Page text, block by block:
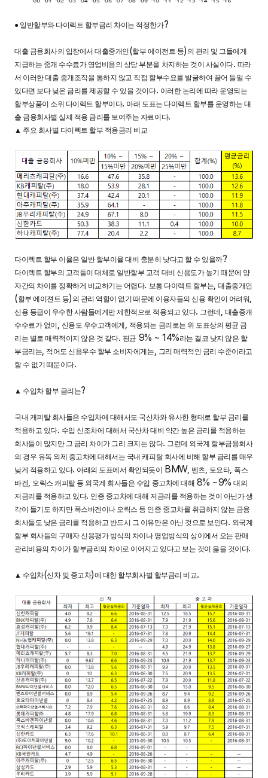
● 일반할부와 다이렉트 할부금리 차이는 적정한가?
대출 금융회사의 입장에서 대출중개인(할부 에이전트 등) 의 관리 및 그들에게
지급하는 중개 수수료가 영업비용의 상당 부분을 차지하는 것이 사실이다. 따라
서 이러한 대출 중개조직을 통하지 않고 직접 할부수요를 발굴하여 끌어 들일 수
있다면 보다 낮은 금리를 제공할 수 있을 것이다. 이러한 논리에 따라 운영되는
할부상품이 소위 다이렉트 할부이다. 아래 도표는 다이렉트 할부를 운영하는 대
출 금융회사별 실제 적용 금리를 보여주는 자료이다.
▲ 주요 회사별 다이렉트 할부 적용금리 비교
다이렉트 할부 이율은 일반 할부이율 대비 충분히 낮다고 할 수 있을까?
다이렉트 할부의 고객들이 대체로 일반할부 고객 대비 신용도가 높기 때문에 양
자간의 차이를 정확하게 비교하기는 어렵다. 보통 다이렉트 할부는 ,대출중개인
(할부 에이젼트 등) 의 관리 역할이 없기 때문에 이용자들의 신용 확인이 어려워
신용 등급이 우수한 사람들에게만 제한적으로 적용되고 있다. 그런데 대출중개
수수료가 없이 신용도 우수고객에게
적용되는 금리로는 위 도표상의 평균 금
리는 별로 매력적이지 않은 것 같다. 평균 9% ~ 14%라는 결코 낮지 않은 할
부금리는 적어도 신용우수 할부 소비자에게는
그리 매력적인 금리 수준이라고
할 수 없기 때문이다.
▲ 수입차 할부 금리는?
국내 캐피탈 회사들은 수입차에 대해서도 국산차와 유사한 형태로 할부 금리를
적용하고 있다. 수입 신조차에 대해서 국산차 대비 약간 높은 금리를 적용하는
회사들이 많지만 그 금리 차이가 그리 크지는 않다. 그런데 외국계 할부금융회사
의 경우 유독 외제 중고차에 대해서는 국내 캐피탈 회사에 비해 할부 금리를 매우
낮게 적용하고 있다. 아래의 도표에서 확인되듯이 BMW, 벤츠 토요타, 폭스
바겐
오릭스 캐피탈 등 외국계 회사들은 수입 중고차에 대해 8% ~9%대의
저금리를 적용하고 있다. 인증 중고차에 대해 저금리를 적용하는 것이 아닌가 생
각이 들기도 하지만 폭스바겐이나 오릭스 등 인증 중고차를 취급하지 않는 금융
회사들도 낮은 금리를 적용하고 반드시 그 이유만은 아닌 것으로 보인다. 외국계
할부 회사들의 구매자 신용평가 방식의 차이나 영업방식의 상이에서 오는 판매
관리비용의 차이가 할부금리의 차이로 이어지고 있다고 보는 것이 옳을 것이다.
▲ 수입차(신차 및 중고차)에 대한 할부회사별 할부금리 비교.